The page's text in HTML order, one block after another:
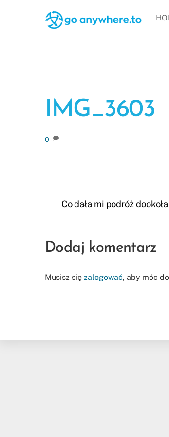
IMG_3603
0
Co dała mi podróż
Dodaj komentarz
Musisz się zalogować, aby móc